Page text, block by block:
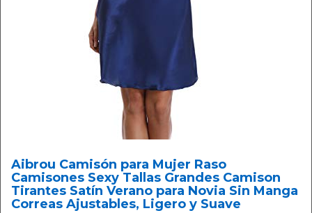
Aibrou Camisón para Mujer Raso
Camisones Sexy Tallas Grandes Camison
Tirantes Satín Verano para Novia Sin Manga
Correas Ajustables, Ligero y Suave